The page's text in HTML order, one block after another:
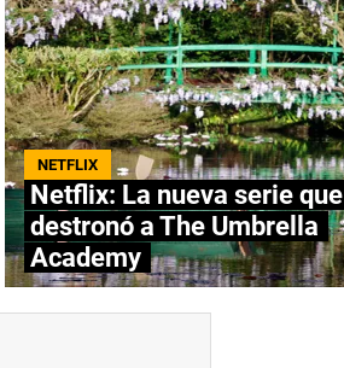
NETFLIX
Netflix: La nueva serie que
destronó a The Umbrella
Academy